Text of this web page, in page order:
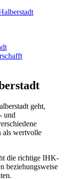
geht,
und
als wertvolle
die richtige IHK-
beziehungsweise